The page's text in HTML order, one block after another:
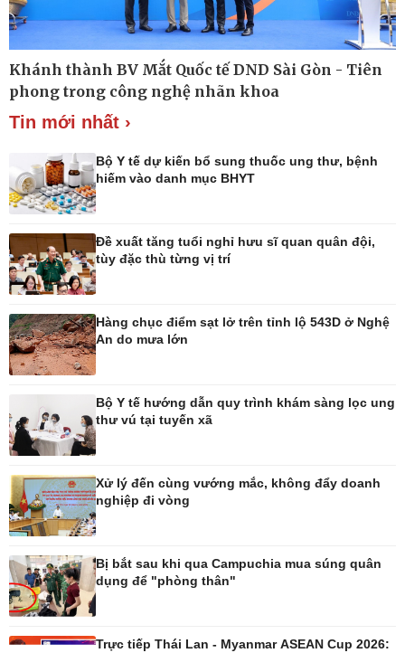
Pháp luật
Vụ án
Tin nóng
Tư vấn luật
Thể thao
Pickleball
Bóng đá quốc tế
Lịch thi đấu bóng đá
eSports
Ô tô - Xe máy
Tư vấn
Doanh nghiệp 24h
Công nghệ
Tin Công nghệ
Cây thuốc
Khánh thành BV Mắt Quốc tế DND Sài Gòn - Tiên
phong trong công nghệ nhãn khoa
Tin mới nhất ›
Bộ Y tế dự kiến bổ sung thuốc ung thư, bệnh
hiếm vào danh mục BHYT
Đề xuất tăng tuổi nghỉ hưu sĩ quan quân đội,
tùy đặc thù từng vị trí
Hàng chục điểm sạt lở trên tỉnh lộ 543D ở Nghệ
An do mưa lớn
Bộ Y tế hướng dẫn quy trình khám sàng lọc ung
thư vú tại tuyến xã
Xử lý đến cùng vướng mắc, không đẩy doanh
nghiệp đi vòng
Bị bắt sau khi qua Campuchia mua súng quân
dụng để "phòng thân"
Trực tiếp Thái Lan - Myanmar ASEAN Cup 2026: